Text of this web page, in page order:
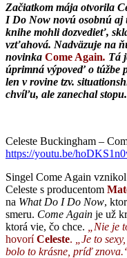
Začiatkom mája otvorila
I Do Now novú osobnú aj
knihe mohli dozvedieť,
vzťahová. Nadväzuje na
novinka Come Again. Tá
úprimná výpoveď o túžbe
len v rovine tzv.
chvíľu, ale zanechal stopu.
Celeste Buckingham –
https://youtu.be/
Singel Come Again
Celeste s producentom
na What Do I Do Now,
smeru. Come Again je už
ktorá vie, čo chce.
„Nie je
hovoríCeleste.
„Je to
bolo to krásne, príď